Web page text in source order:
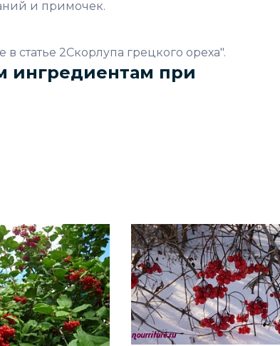
и примочек.
статье 2Скорлупа грецкого ореха".
ингредиентам при